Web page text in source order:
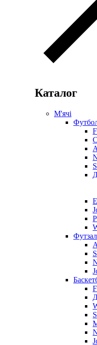
Каталог
М'ячі
Футзал